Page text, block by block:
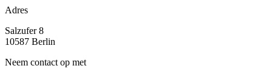
Adres
Salzufer 8
10587 Berlin
Neem contact op met